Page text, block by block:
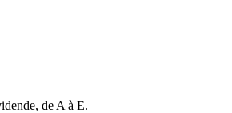
de A à E.